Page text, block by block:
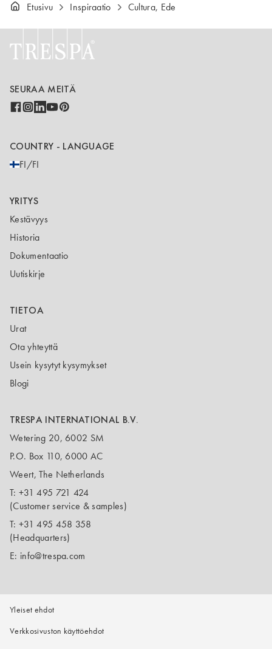
Etusivu Inspiraatio Cultura, Ede
SEURAA MEITÄ
COUNTRY - LANGUAGE
FI/FI
YRITYS
Kestävyys
Historia
Dokumentaatio
Uutiskirje
TIETOA
Urat
Ota yhteyttä
Usein kysytyt kysymykset
Blogi
TRESPA INTERNATIONAL B.V.
Wetering 20, 6002 SM
P.O. Box 110, 6000 AC
Weert, The Netherlands
T: +31 495 721 424
(Customer service & samples)
T: +31 495 458 358
(Headquarters)
E: info@trespa.com
Yleiset ehdot
Verkkosivuston käyttöehdot